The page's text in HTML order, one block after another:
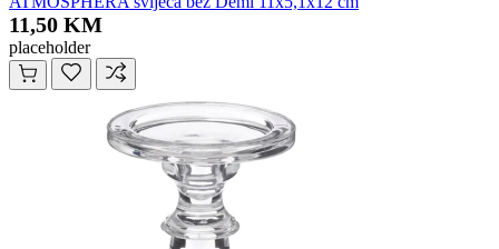
11,50 KM
placeholder